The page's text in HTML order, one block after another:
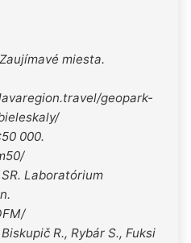
miesta.
geopark-
000.
Laboratórium
R., Rybár S., Fuksi